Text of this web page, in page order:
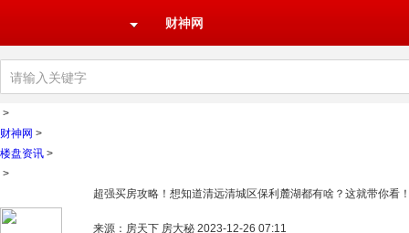
财神网
>
财神网 >
楼盘资讯 >
>
超强买房攻略！想知道清远清城区保利麓湖都有啥？这就带你看
来源：房天下 房大秘 2023-12-26 07:11